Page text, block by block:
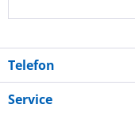
Telefon
Service